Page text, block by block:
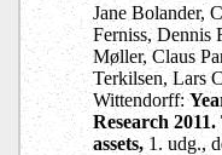
Jane Bolander,
Ferniss, Dennis
Møller, Claus
Terkilsen, Lars
Wittendorff:
Research 2011.
assets,1. udg.,